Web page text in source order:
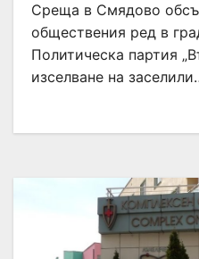
Среща в Смядово
обществения ред в
Политическа партия
изселване на